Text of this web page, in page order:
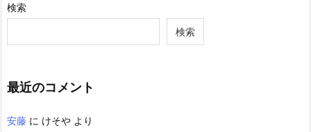
検索
検索
最近のコメント
安藤 に けそや より